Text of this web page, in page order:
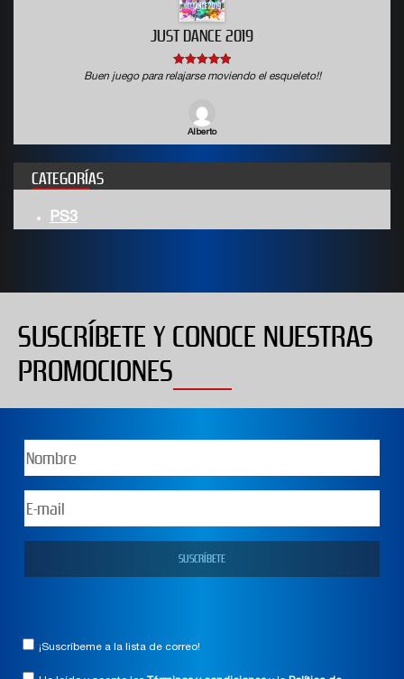
JUST DANCE 2019
5out of 5
Buen juego para relajarse moviendo el esqueleto!!
Alberto
CATEGORÍAS
PS3
SUSCRÍBETE Y CONOCE NUESTRAS
PROMOCIONES
¡Suscríbeme a la lista de correo!